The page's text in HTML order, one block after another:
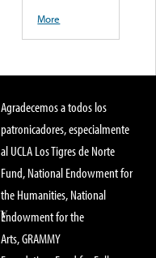
More
Agradecemos a todos los
patronicadores, especialmente
al UCLA Los Tigres de Norte
Fund, National Endowment for
the Humanities, National
Endowment for the
Arts, GRAMMY